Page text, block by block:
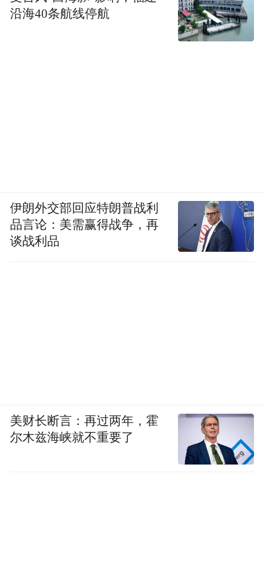
沿海40条航线停航
伊朗外交部回应特朗普战利
品言论：美需赢得战争，再
谈战利品
美财长断言：再过两年，霍
尔木兹海峡就不重要了